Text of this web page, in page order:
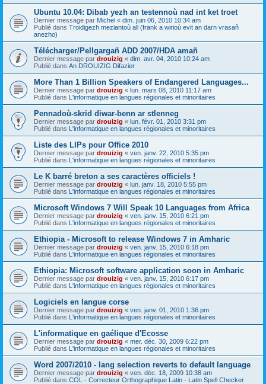
Ubuntu 10.04: Dibab yezh an testennoù nad int ket troet
Dernier message par Michel « dim. juin 06, 2010 10:34 am
Publié dans Troidigezh meziantoù all (frank a wirioù evit an darn vrasañ
anezho)
Télécharger/Pellgargañ ADD 2007/HDA amañ
Dernier message par drouizig « dim. avr. 04, 2010 10:24 am
Publié dans An DROUIZIG Difazier
More Than 1 Billion Speakers of Endangered Languages...
Dernier message par drouizig « lun. mars 08, 2010 11:17 am
Publié dans L'informatique en langues régionales et minoritaires
Pennadoù-skrid diwar-benn ar stlenneg
Dernier message par drouizig « lun. févr. 01, 2010 3:31 pm
Publié dans L'informatique en langues régionales et minoritaires
Liste des LIPs pour Office 2010
Dernier message par drouizig « ven. janv. 22, 2010 5:35 pm
Publié dans L'informatique en langues régionales et minoritaires
Le K barré breton a ses caractères officiels !
Dernier message par drouizig « lun. janv. 18, 2010 5:55 pm
Publié dans L'informatique en langues régionales et minoritaires
Microsoft Windows 7 Will Speak 10 Languages from Africa
Dernier message par drouizig « ven. janv. 15, 2010 6:21 pm
Publié dans L'informatique en langues régionales et minoritaires
Ethiopia - Microsoft to release Windows 7 in Amharic
Dernier message par drouizig « ven. janv. 15, 2010 6:18 pm
Publié dans L'informatique en langues régionales et minoritaires
Ethiopia: Microsoft software application soon in Amharic
Dernier message par drouizig « ven. janv. 15, 2010 6:17 pm
Publié dans L'informatique en langues régionales et minoritaires
Logiciels en langue corse
Dernier message par drouizig « ven. janv. 01, 2010 1:36 pm
Publié dans L'informatique en langues régionales et minoritaires
L'informatique en gaélique d'Ecosse
Dernier message par drouizig « mer. déc. 30, 2009 6:22 pm
Publié dans L'informatique en langues régionales et minoritaires
Word 2007/2010 - lang selection reverts to default language
Dernier message par drouizig « ven. déc. 18, 2009 10:38 am
Publié dans COL - Correcteur Orthographique Latin - Latin Spell Checker